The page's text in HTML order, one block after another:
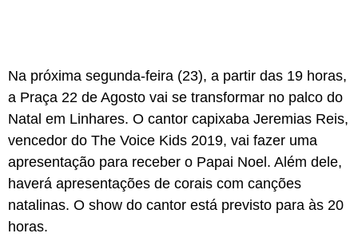
Na próxima segunda-feira (23), a partir das 19 horas,
a Praça 22 de Agosto vai se transformar no palco do
Natal em Linhares. O cantor capixaba Jeremias Reis,
vencedor do The Voice Kids 2019, vai fazer uma
apresentação para receber o Papai Noel. Além dele,
haverá apresentações de corais com canções
natalinas. O show do cantor está previsto para às 20
horas.